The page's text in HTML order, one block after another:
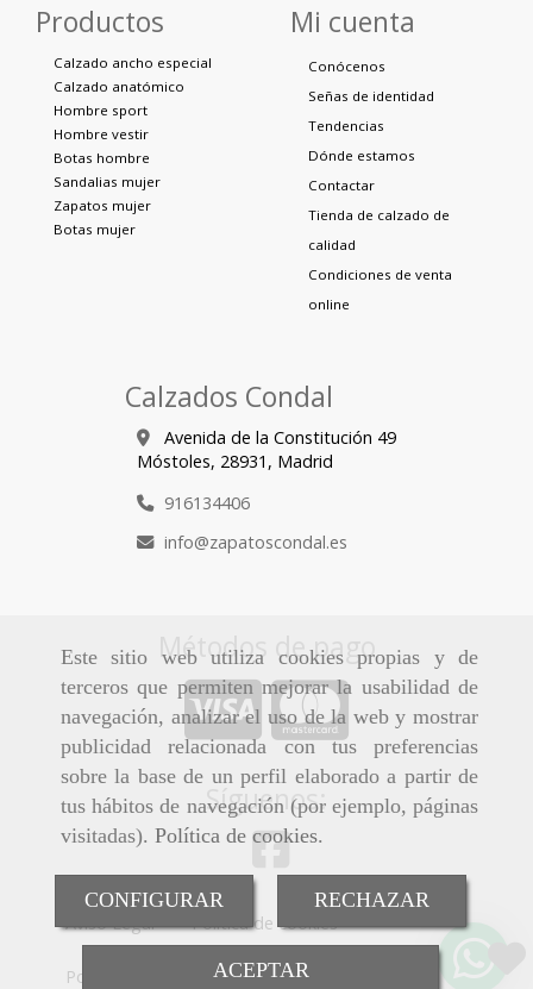
Este sitio web utiliza cookies propias y de
terceros que permiten mejorar la usabilidad de
navegación, analizar el uso de la web y mostrar
publicidad relacionada con tus preferencias
sobre la base de un perfil elaborado a partir de
tus hábitos de navegación (por ejemplo, páginas
visitadas). Política de cookies.
CONFIGURAR RECHAZAR
ACEPTAR
Productos
Calzado ancho especial
Calzado anatómico
Hombre sport
Hombre vestir
Botas hombre
Sandalias mujer
Zapatos mujer
Botas mujer
Mi cuenta
Conócenos
Señas de identidad
Tendencias
Dónde estamos
Contactar
Tienda de calzado de
calidad
Condiciones de venta
online
Calzados Condal
Avenida de la Constitución 49
Móstoles, 28931, Madrid
916134406
info
zapatoscondal.es
Métodos de pago
Síguenos:
Aviso Legal Política de cookies
Política de Privacidad